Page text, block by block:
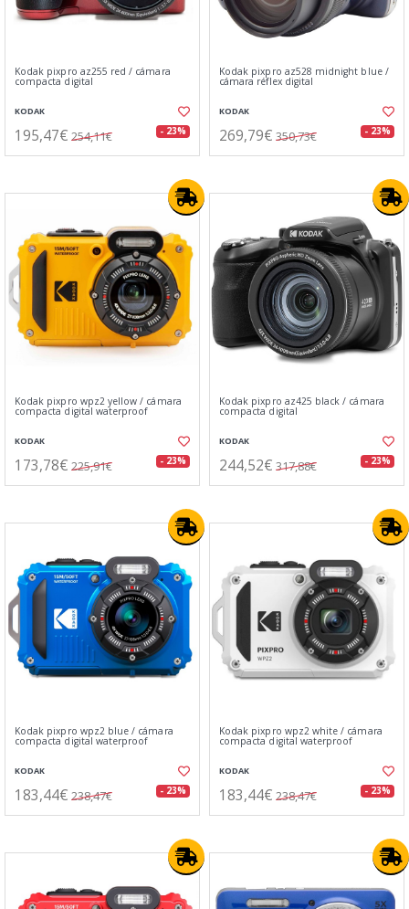
Kodak pixpro az255 red / cámara
compacta digital
KODAK
195,47€ 254,11€ - 23%
Kodak pixpro az528 midnight blue /
cámara réflex digital
KODAK
269,79€ 350,73€ - 23%
Kodak pixpro wpz2 yellow / cámara
compacta digital waterproof
KODAK
173,78€ 225,91€ - 23%
Kodak pixpro az425 black / cámara
compacta digital
KODAK
244,52€ 317,88€ - 23%
Kodak pixpro wpz2 blue / cámara
compacta digital waterproof
KODAK
183,44€ 238,47€ - 23%
Kodak pixpro wpz2 white / cámara
compacta digital waterproof
KODAK
183,44€ 238,47€ - 23%